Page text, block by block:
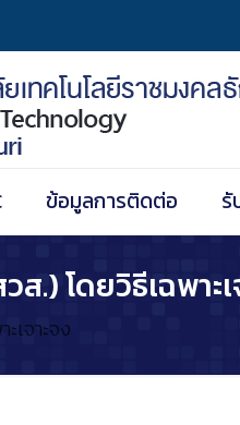
ข้อมูลการติดต่อ รั
.) โดยวิธีเฉพาะเ
เจาะจง